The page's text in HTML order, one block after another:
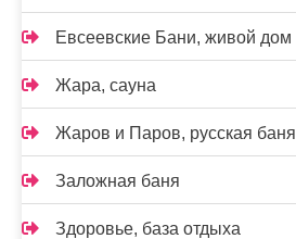
Евсеевские Бани, живой дом
Жара, сауна
Жаров и Паров, русская баня
Заложная баня
Здоровье, база отдыха